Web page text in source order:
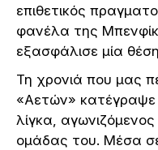
επιθετικός
φανέλα της
εξασφάλισε μία
Τη χρονιά που μας
«Αετών»
λίγκα,
ομάδας του. Μέσα